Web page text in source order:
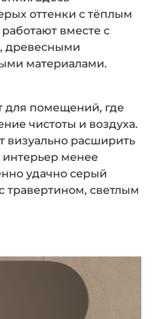
оттенки с тёплым
вместе с
древесными
материалами.
для помещений, где
чистоты и воздуха.
визуально расширить
интерьер менее
удачно серый
травертином, светлым